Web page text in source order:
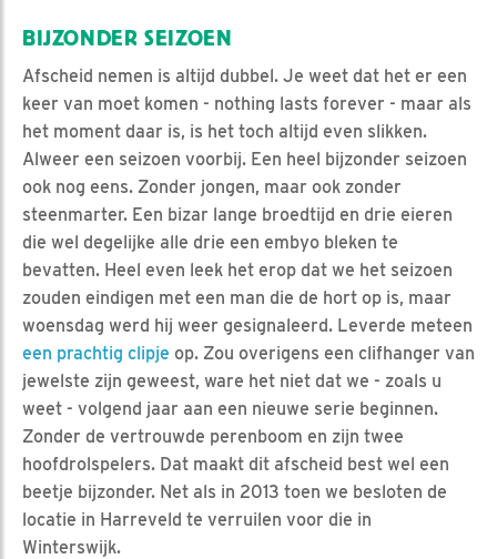
BIJZONDER SEIZOEN
Afscheid nemen is altijd dubbel. Je weet dat het er een
keer van moet komen - nothing lasts forever - maar als
het moment daar is, is het toch altijd even slikken.
Alweer een seizoen voorbij. Een heel bijzonder seizoen
ook nog eens. Zonder jongen, maar ook zonder
steenmarter. Een bizar lange broedtijd en drie eieren
die wel degelijke alle drie een embyo bleken te
bevatten. Heel even leek het erop dat we het seizoen
zouden eindigen met een man die de hort op is, maar
woensdag werd hij weer gesignaleerd. Leverde meteen
een prachtig clipje op. Zou overigens een clifhanger van
jewelste zijn geweest, ware het niet dat we - zoals u
weet - volgend jaar aan een nieuwe serie beginnen.
Zonder de vertrouwde perenboom en zijn twee
hoofdrolspelers. Dat maakt dit afscheid best wel een
beetje bijzonder. Net als in 2013 toen we besloten de
locatie in Harreveld te verruilen voor die in
Winterswijk.